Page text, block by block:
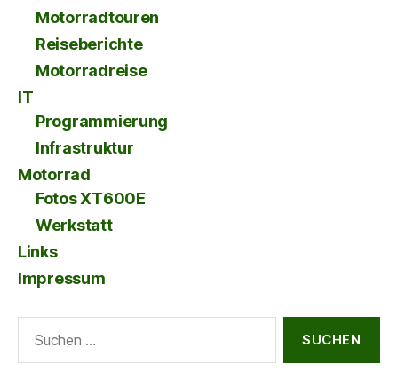
Motorradtouren
Reiseberichte
Motorradreise
IT
Programmierung
Infrastruktur
Motorrad
Fotos XT600E
Werkstatt
Links
Impressum
nach: